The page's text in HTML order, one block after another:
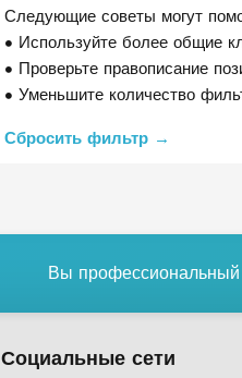
Следующие советы могут
Используйте более общие
Проверьте правописание
Уменьшите количество
Сбросить фильтр →
Вы
Социальные сети